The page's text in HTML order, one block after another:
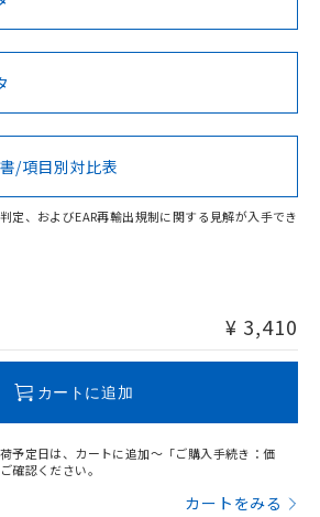
Cd Cr(VI)
在する可能性があります。
/項目別対比表
定、およびEAR再輸出規制に関する見解が入手でき
¥ 3,410
カートに追加
予定日は、カートに追加～「ご購入手続き：価
確認ください。
カートをみる